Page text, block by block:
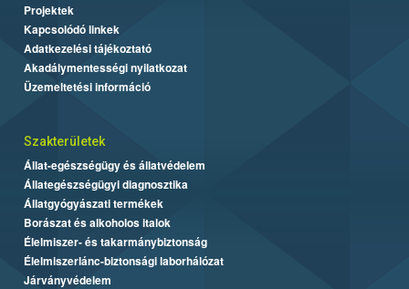
Projektek
Kapcsolódó linkek
Adatkezelési tájékoztató
Akadálymentességi nyilatkozat
Üzemeltetési információ
Szakterületek
Állat-egészségügy és állatvédelem
Állategészségügyi diagnosztika
Állatgyógyászati termékek
Borászat és alkoholos italok
Élelmiszer- és takarmánybiztonság
Élelmiszerlánc-biztonsági laborhálózat
Járványvédelem